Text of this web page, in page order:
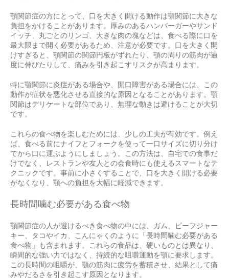
顎関節症の方にとって、口を大きく開ける動作は顎関節に大きな
負担をかけることがあります。厚みのあるハンバーガーやサンド
イッチ、丸ごとのリンゴ、大きな肉の塊などは、食べる際に口を
最大限まで開く必要があるため、注意が必要です。口を大きく開
けすぎると、顎関節の関節円板がずれたり、顎の周りの筋肉が過
度に伸びたりして、痛みを引き起こすリスクが高まります。
特に顎関節に炎症がある場合や、開口障害がある場合には、この
動作が症状を悪化させる直接的な原因となることがあります。顎
関節はデリケートな部位であり、無理な動きは避けることが大切
です。
これらの食べ物を楽しむためには、少しの工夫が有効です。例え
ば、食べる前にナイフとフォークを使って一口サイズに切り分け
てから口に運ぶようにしましょう。この方法は、自宅での食事だ
けでなく、レストランや友人との会食時にも使えるスマートなテ
クニックです。事前に小さくすることで、口を大きく開ける必要
がなくなり、顎への負担を大幅に軽減できます。
長時間噛む必要がある食べ物
顎関節症の人が避けるべき食べ物の中には、ガム、ビーフジャー
キー、タコやイカ、こんにゃくのように「長時間噛む必要がある
食べ物」も含まれます。これらの食品は、硬いものとは異なり、
瞬間的な強い力ではなく、持続的な咀嚼運動を顎に要求します。
この長時間の咀嚼が、顎の筋肉に疲労を蓄積させ、結果として痛
みやだるさを引き起こす原因となります。